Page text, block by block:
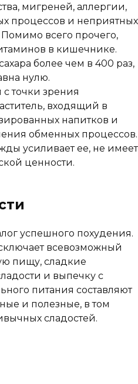
мигреней, аллергии,
процессов и неприятных
всего прочего,
в кишечнике.
более чем в 400 раз,
нулю.
точки зрения
входящий в
напитков и
обменных процессов.
усиливает ее, не имеет
ценности.
успешного похудения.
всевозможный
пищу, сладкие
и выпечку с
питания составляют
и полезные, в том
сладостей.